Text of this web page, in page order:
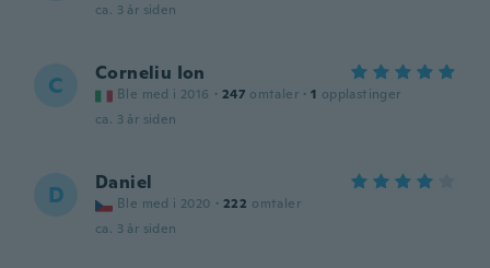
ca. 3 år siden
C Corneliu Ion
Ble med i 2016 · 247 omtaler · 1 opplastinger
ca. 3 år siden
D Daniel
Ble med i 2020 · 222 omtaler
ca. 3 år siden